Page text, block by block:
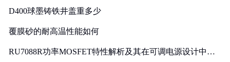
D400球墨铸铁井盖重多少
覆膜砂的耐高温性能如何
RU7088R功率MOSFET特性解析及其在可调电源设计中的